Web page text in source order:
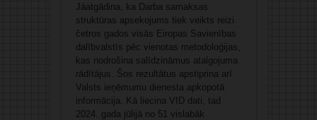
Jāatgādina, ka Darba samaksas
struktūras apsekojums tiek veikts reizi
četros gados visās Eiropas Savienības
dalībvalstīs pēc vienotas metodoloģijas,
kas nodrošina salīdzināmus atalgojuma
rādītājus. Šos rezultātus apstiprina arī
Valsts ieņēmumu dienesta apkopotā
informācija. Kā liecina VID dati, tad
2024. gada jūlijā no 51 vislabāk